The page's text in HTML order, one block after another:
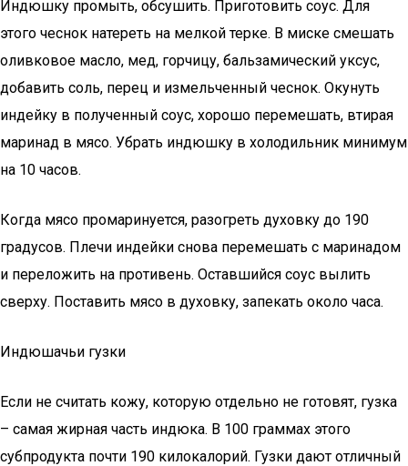
Индюшку промыть, обсушить. Приготовить соус. Для
этого чеснок натереть на мелкой терке. В миске смешать
оливковое масло, мед, горчицу, бальзамический уксус,
добавить соль, перец и измельченный чеснок. Окунуть
индейку в полученный соус, хорошо перемешать, втирая
маринад в мясо. Убрать индюшку в холодильник минимум
на 10 часов.
Когда мясо промаринуется, разогреть духовку до 190
градусов. Плечи индейки снова перемешать с маринадом
и переложить на противень. Оставшийся соус вылить
сверху. Поставить мясо в духовку, запекать около часа.
Индюшачьи гузки
Если не считать кожу, которую отдельно не готовят, гузка
– самая жирная часть индюка. В 100 граммах этого
субпродукта почти 190 килокалорий. Гузки дают отличный